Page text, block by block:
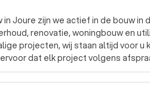
in Joure zijn we actief in de bouw in
renovatie, woningbouw en
projecten, wij staan altijd voor u
dat elk project volgens
zijn in diverse disciplines,